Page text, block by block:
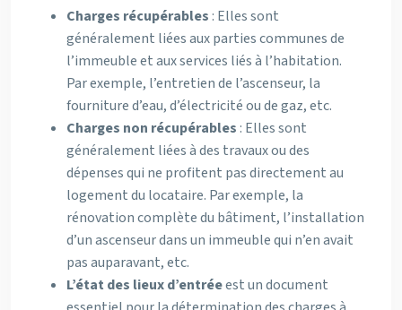
Charges récupérables : Elles sont
généralement liées aux parties communes de
l’immeuble et aux services liés à l’habitation.
Par exemple, l’entretien de l’ascenseur, la
fourniture d’eau, d’électricité ou de gaz, etc.
Charges non récupérables : Elles sont
généralement liées à des travaux ou des
dépenses qui ne profitent pas directement au
logement du locataire. Par exemple, la
rénovation complète du bâtiment, l’installation
d’un ascenseur dans un immeuble qui n’en avait
pas auparavant, etc.
L’état des lieux d’entréeest un document